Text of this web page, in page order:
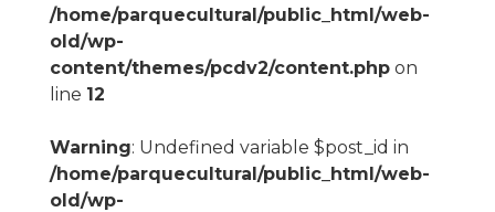
/home/parquecultural/public_html/web-
old/wp-
content/themes/pcdv2/content.phpon
line 12
Warning: Undefined variable $post_id in
/home/parquecultural/public_html/web-
old/wp-